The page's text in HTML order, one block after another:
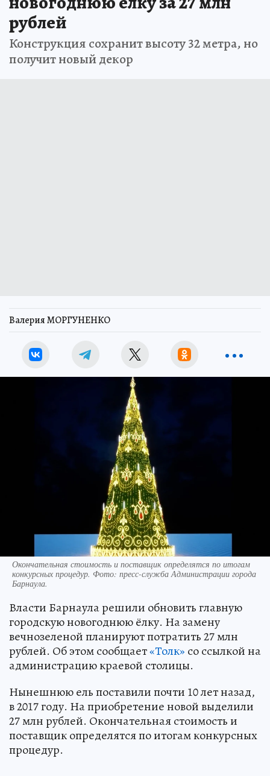
рублей
Конструкция сохранит высоту 32 метра, но
получит новый декор
Валерия МОРГУНЕНКО
Окончательная стоимость и поставщик определятся по итогам
конкурсных процедур. Фото: пресс-служба Администрации города
Барнаула.
Власти Барнаула решили обновить главную
городскую новогоднюю ёлку. На замену
вечнозеленой планируют потратить 27 млн
рублей. Об этом сообщает«Толк» со ссылкой на
администрацию краевой столицы.
Нынешнюю ель поставили почти 10 лет назад,
в 2017 году. На приобретение новой выделили
27 млн рублей. Окончательная стоимость и
поставщик определятся по итогам конкурсных
процедур.